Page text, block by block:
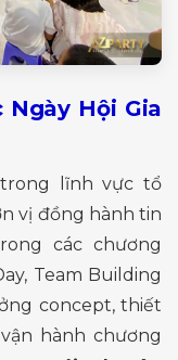
Hội Gia
trong lĩnh vực tổ
vị đồng hành tin
các chương
Team Building
concept, thiết
hành chương